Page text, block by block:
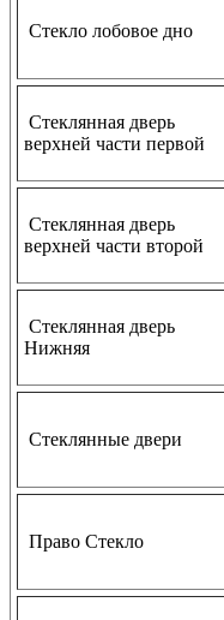
Стекло лобовое дно
Стеклянная дверь
верхней части первой
Стеклянная дверь
верхней части второй
Стеклянная дверь
Нижняя
Стеклянные двери
Право Стекло